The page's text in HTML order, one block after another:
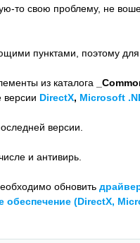
то свою проблему, не
пунктами, поэтому
из каталога
версии DirectX, Microsoft
версии.
и антивирь.
обновить
(DirectX,